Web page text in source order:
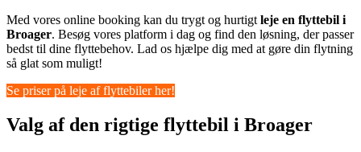
Med vores online booking kan du trygt og hurtigt leje en flyttebil i
Broager. Besøg vores platform i dag og find den løsning, der passer
bedst til dine flyttebehov. Lad os hjælpe dig med at gøre din flytning
så glat som muligt!
Se priser på leje af flyttebiler her!
Valg af den rigtige flyttebil i Broager